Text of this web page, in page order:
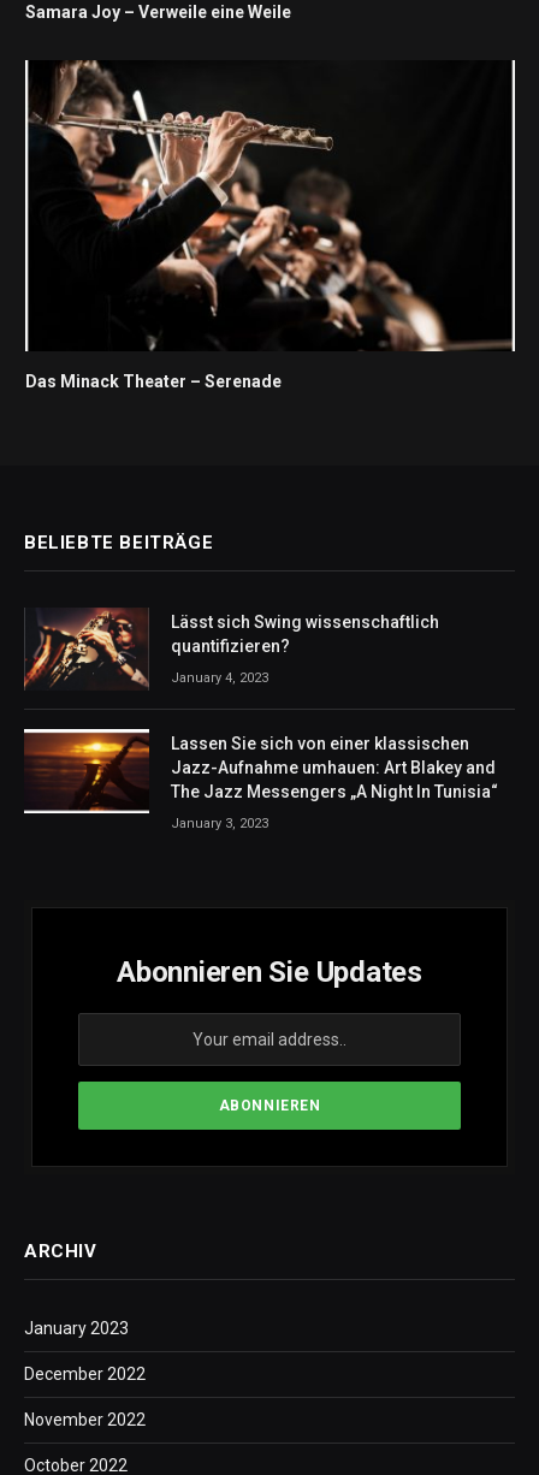
Samara Joy – Verweile eine Weile
Das Minack Theater – Serenade
BELIEBTE BEITRÄGE
Lässt sich Swing wissenschaftlich
quantifizieren?
January 4, 2023
Lassen Sie sich von einer klassischen
Jazz-Aufnahme umhauen: Art Blakey and
The Jazz Messengers „A Night In Tunisia“
January 3, 2023
Abonnieren Sie Updates
ARCHIV
January 2023
December 2022
November 2022
October 2022